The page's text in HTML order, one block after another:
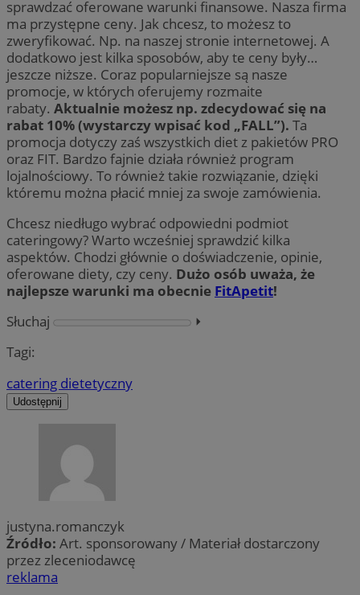
sprawdzać oferowane warunki finansowe. Nasza firma
ma przystępne ceny. Jak chcesz, to możesz to
zweryfikować. Np. na naszej stronie internetowej. A
dodatkowo jest kilka sposobów, aby te ceny były…
jeszcze niższe. Coraz popularniejsze są nasze
promocje, w których oferujemy rozmaite
rabaty. Aktualnie możesz np. zdecydować się na
rabat 10% (wystarczy wpisać kod „FALL”). Ta
promocja dotyczy zaś wszystkich diet z pakietów PRO
oraz FIT. Bardzo fajnie działa również program
lojalnościowy. To również takie rozwiązanie, dzięki
któremu można płacić mniej za swoje zamówienia.
Chcesz niedługo wybrać odpowiedni podmiot
cateringowy? Warto wcześniej sprawdzić kilka
aspektów. Chodzi głównie o doświadczenie, opinie,
oferowane diety, czy ceny. Dużo osób uważa, że
najlepsze warunki ma obecnie FitApetit!
Słuchaj
⏵︎
Tagi:
catering dietetyczny
Udostępnij
justyna.romanczyk
Źródło: Art. sponsorowany / Materiał dostarczony
przez zleceniodawcę
reklama